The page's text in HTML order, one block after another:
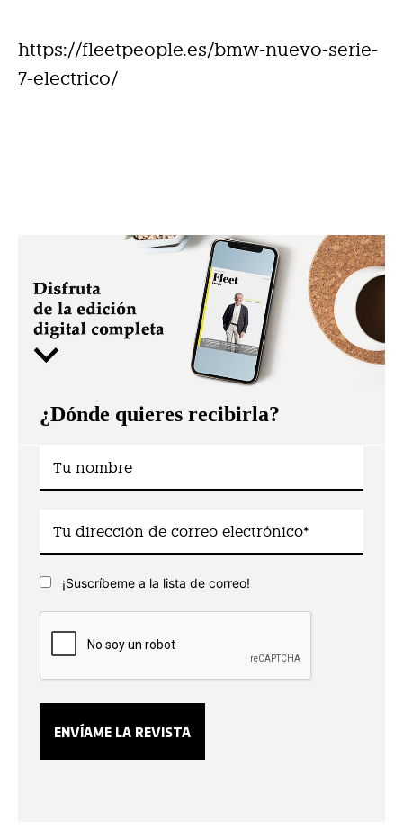
https://fleetpeople.es/bmw-nuevo-serie-
7-electrico/
¿Dónde quieres recibirla?
¡Suscríbeme a la lista de correo!